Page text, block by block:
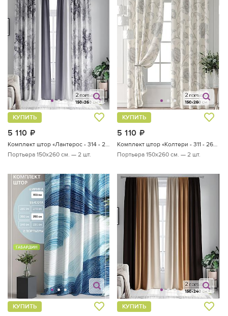
5 110
КУПИТЬ
Портьера 150х260 см. — 2 шт.
5 110
КУПИТЬ
Портьера 150х260 см. — 2 шт.
КУПИТЬ КУПИТЬ